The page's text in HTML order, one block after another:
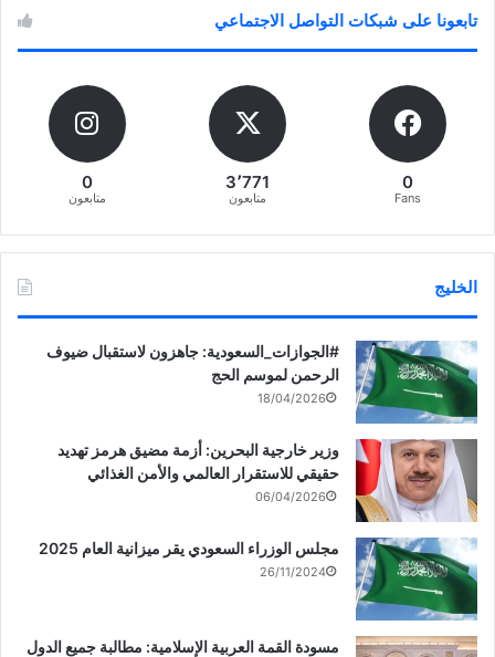
تابعونا على شبكات التواصل الاجتماعي
0
Fans
3٬771
متابعون
0
متابعون
الخليج
‏‎#الجوازات_السعودية: جاهزون لاستقبال ضيوف
الرحمن لموسم الحج
18/04/2026
وزير خارجية البحرين: أزمة مضيق هرمز تهديد
حقيقي للاستقرار العالمي والأمن الغذائي
06/04/2026
مجلس الوزراء السعودي يقر ميزانية العام 2025
26/11/2024
مسودة القمة العربية الإسلامية: مطالبة جميع الدول